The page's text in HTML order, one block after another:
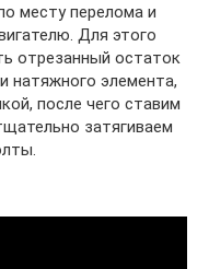
месту перелома и
Для этого
отрезанный остаток
натяжного элемента,
после чего ставим
затягиваем